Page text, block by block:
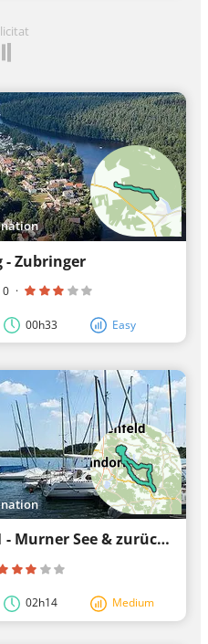
- Zubringer
0 ·
00h33 Easy
Bodenwöhrer Radweg 1 - Murner See & zurück!
02h14 Medium